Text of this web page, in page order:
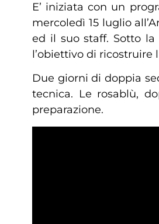
E’ iniziata con un
mercoledì 15 luglio
ed il suo staff. Sotto
l’obiettivo di
Due giorni di doppia
tecnica. Le rosablù,
preparazione.